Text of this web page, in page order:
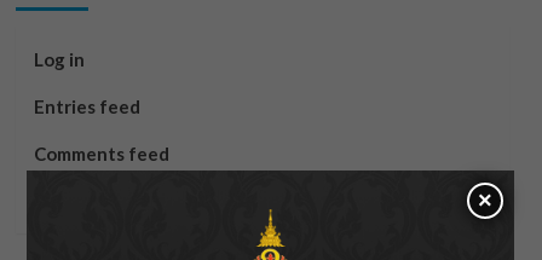
Log in
Entries feed
Comments feed
×